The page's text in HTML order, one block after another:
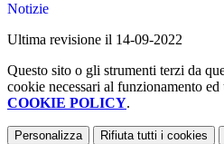
Notizie
Ultima revisione il 14-09-2022
Questo sito o gli strumenti terzi da
cookie necessari al funzionamento
COOKIE POLICY.
Personalizza Rifiuta tutti i cookies